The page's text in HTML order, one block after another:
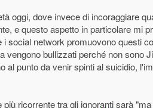
oggi, dove invece di incoraggiare
e questo aspetto in particolare mi
social network promuovono questi
vengono bullizzati perché non sono
al punto da venir spinti al suicidio,
ricorrente tra gli ignoranti sarà